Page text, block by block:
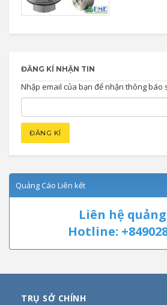
ĐĂNG KÍ NHẬN TIN
Nhập email của bạn để nhận thông báo
Quảng Cáo Liên kết
Liên hệ
Hotline:
TRỤ SỞ CHÍNH